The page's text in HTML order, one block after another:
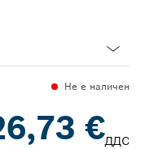
Не е наличен
€ДДС